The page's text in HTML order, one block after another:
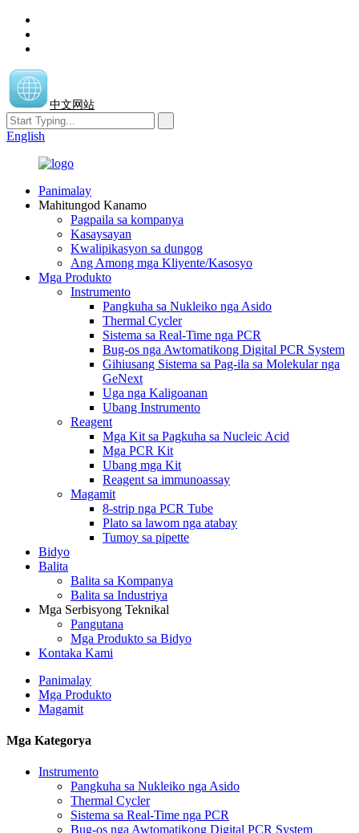
中文网站
English
Panimalay
Mahitungod Kanamo
Pagpaila sa kompanya
Kasaysayan
Kwalipikasyon sa dungog
Ang Among mga Kliyente/Kasosyo
Mga Produkto
Instrumento
Pangkuha sa Nukleiko nga Asido
Thermal Cycler
Sistema sa Real-Time nga PCR
Bug-os nga Awtomatikong Digital PCR System
Gihiusang Sistema sa Pag-ila sa Molekular nga
GeNext
Uga nga Kaligoanan
Ubang Instrumento
Reagent
Mga Kit sa Pagkuha sa Nucleic Acid
Mga PCR Kit
Ubang mga Kit
Reagent sa immunoassay
Magamit
8-strip nga PCR Tube
Plato sa lawom nga atabay
Tumoy sa pipette
Bidyo
Balita
Balita sa Kompanya
Balita sa Industriya
Mga Serbisyong Teknikal
Pangutana
Mga Produkto sa Bidyo
Kontaka Kami
Panimalay
Mga Produkto
Magamit
Mga Kategorya
Instrumento
Pangkuha sa Nukleiko nga Asido
Thermal Cycler
Sistema sa Real-Time nga PCR
Bug-os nga Awtomatikong Digital PCR System